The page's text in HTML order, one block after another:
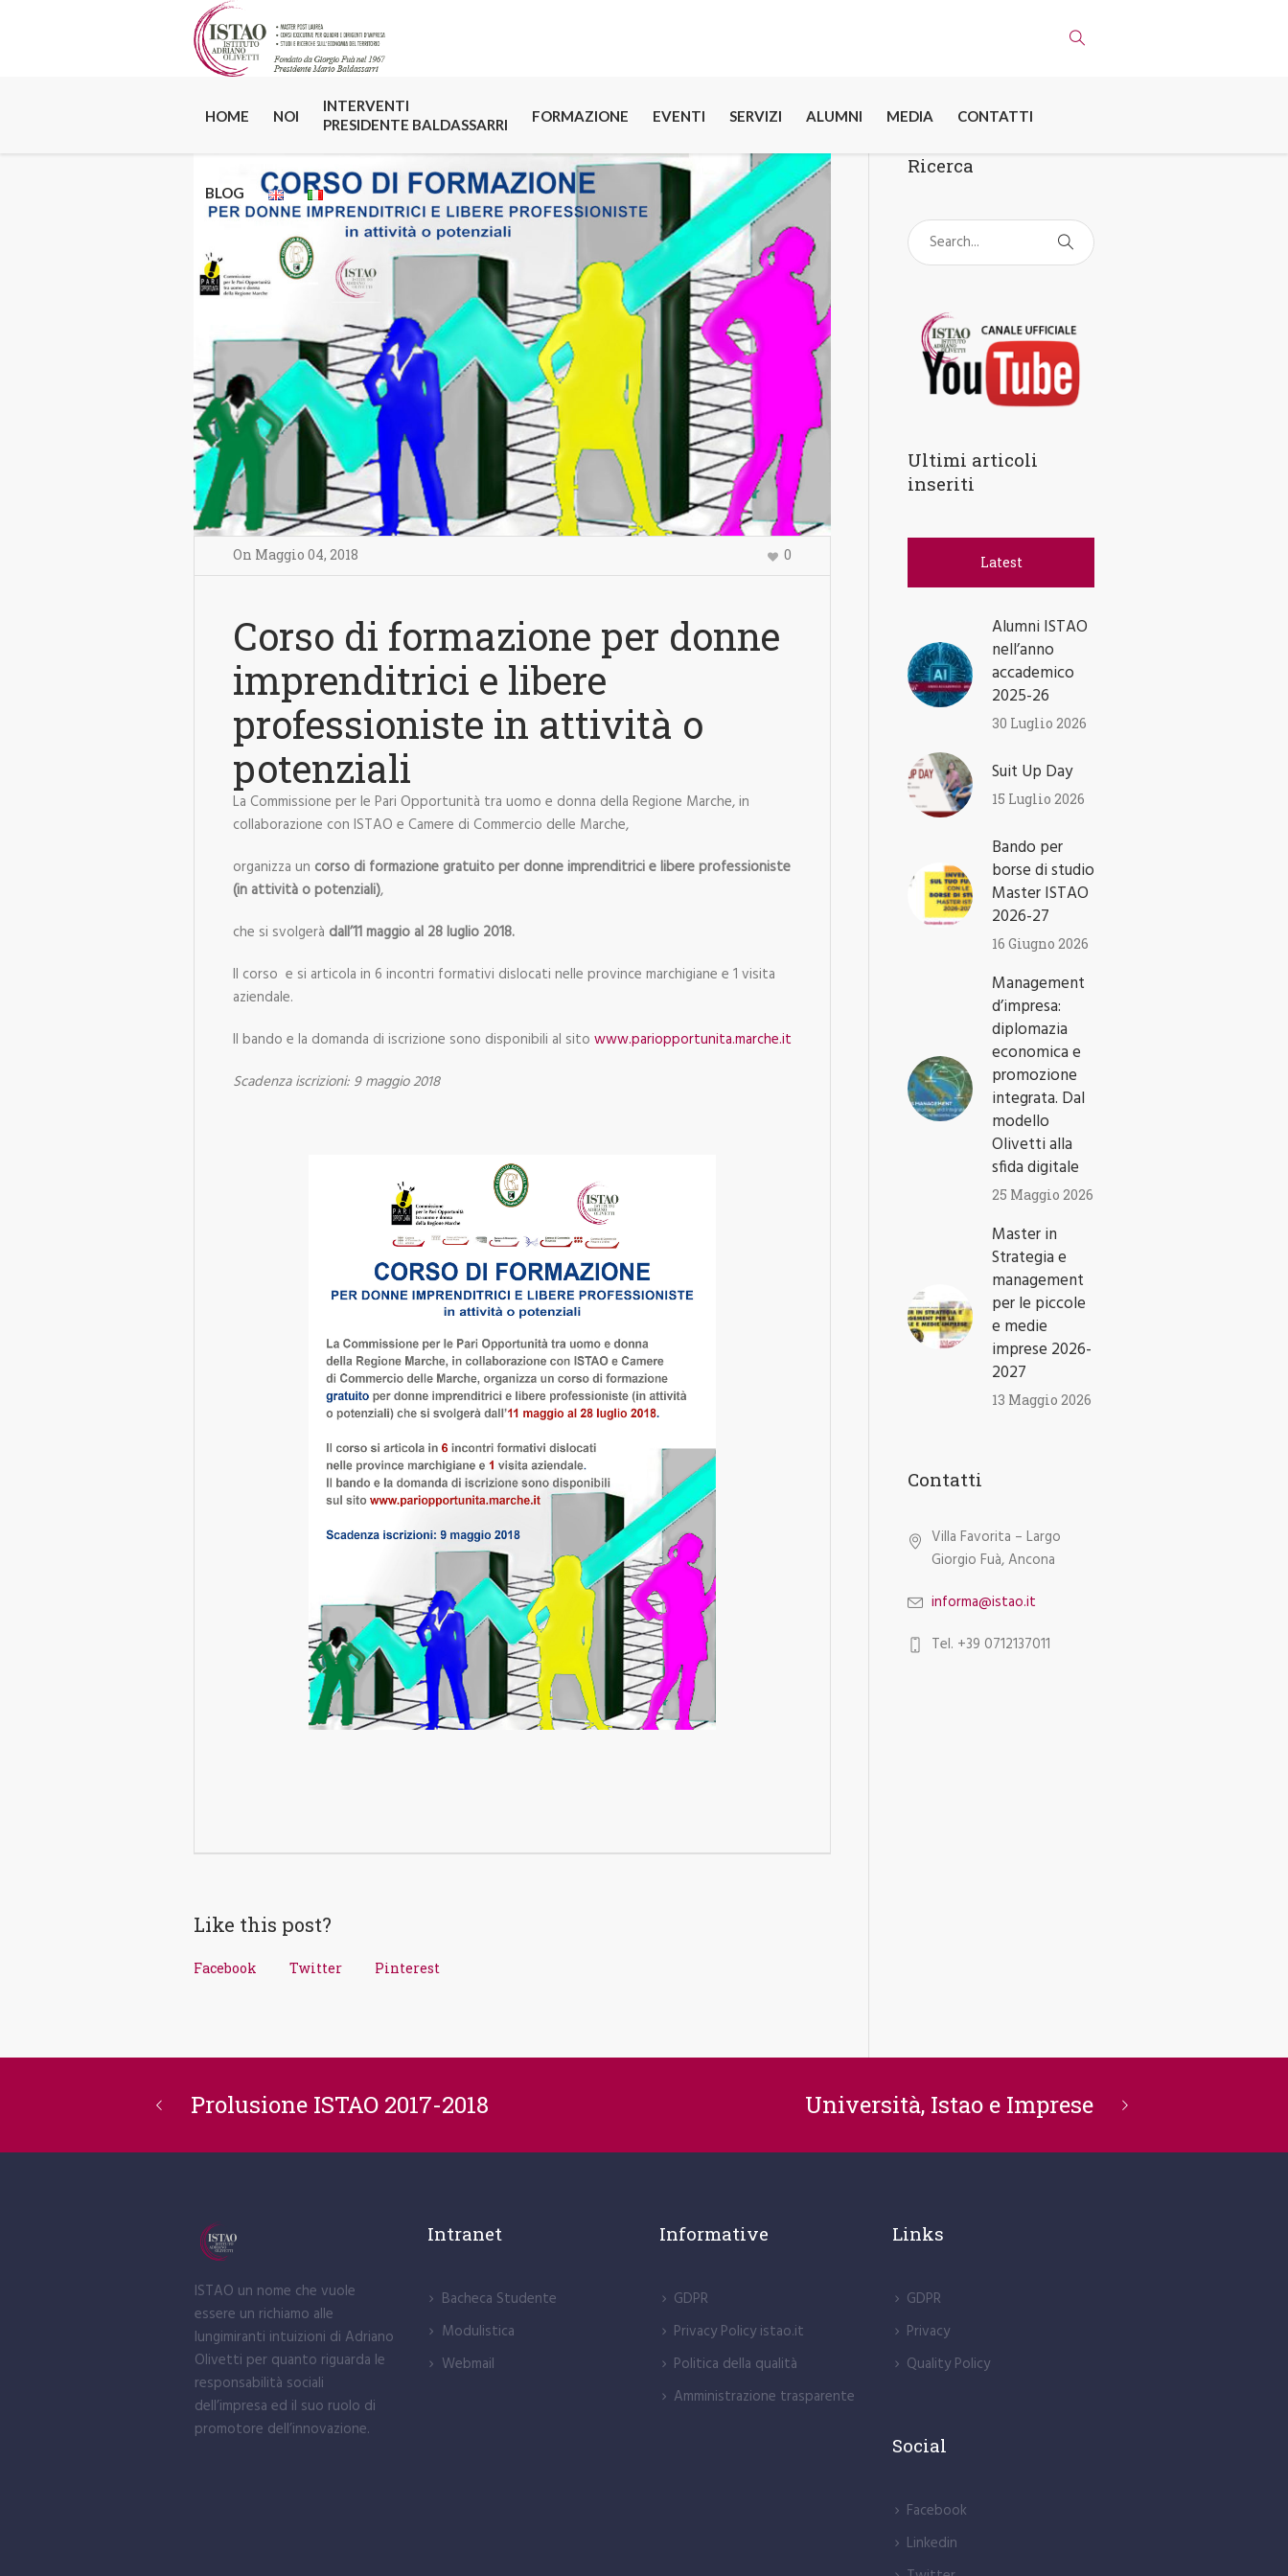
HOME NOI
INTERVENTI
PRESIDENTE BALDASSARRI
FORMAZIONE EVENTI SERVIZI ALUMNI MEDIA CONTATTI
BLOG
On Maggio 04, 2018 0
Corso di formazione per donne
imprenditrici e libere
professioniste in attività o
potenziali
La Commissione per le Pari Opportunità tra uomo e donna della Regione Marche, in
collaborazione con ISTAO e Camere di Commercio delle Marche,
organizza un corso di formazione gratuito per donne imprenditrici e libere professioniste
(in attività o potenziali),
che si svolgerà dall’11 maggio al 28 luglio 2018.
Il corso e si articola in 6 incontri formativi dislocati nelle province marchigiane e 1 visita
aziendale.
Il bando e la domanda di iscrizione sono disponibili al sito www.pariopportunita.marche.it
Scadenza iscrizioni: 9 maggio 2018
Like this post?
Facebook Twitter Pinterest
Ricerca
Ultimi articoli
inseriti
Latest
Alumni ISTAO
nell’anno
accademico
2025-26
30 Luglio 2026
Suit Up Day
15 Luglio 2026
Bando per
borse di studio
Master ISTAO
2026-27
16 Giugno 2026
Management
d’impresa:
diplomazia
economica e
promozione
integrata. Dal
modello
Olivetti alla
sfida digitale
25 Maggio 2026
Master in
Strategia e
management
per le piccole
e medie
imprese 2026-
2027
13 Maggio 2026
Contatti
Villa Favorita – Largo
Giorgio Fuà, Ancona
informa@istao.it
Tel. +39 0712137011
Prolusione ISTAO 2017-2018 Università, Istao e Imprese
ISTAO un nome che vuole
essere un richiamo alle
lungimiranti intuizioni di Adriano
Olivetti per quanto riguarda le
responsabilità sociali
dell’impresa ed il suo ruolo di
promotore dell’innovazione.
Intranet
Bacheca Studente
Modulistica
Webmail
Informative
GDPR
Privacy Policy istao.it
Politica della qualità
Amministrazione trasparente
Links
GDPR
Privacy
Quality Policy
Social
Facebook
Linkedin